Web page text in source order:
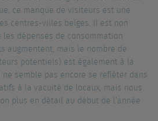
ce manque de visiteurs est une
centres-villes belges. Il est non
dépenses de consommation
augmentent, mais le nombre de
potentiels) est également à la
semble pas encore se refléter dans
à la vacuité de locaux, mais nous
plus en détail au début de l’année